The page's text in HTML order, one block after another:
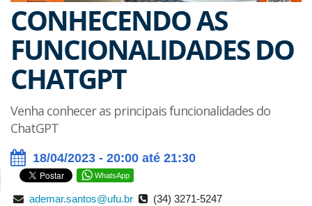
CONHECENDO AS
FUNCIONALIDADES DO
CHATGPT
Venha conhecer as principais funcionalidades do
ChatGPT
18/04/2023 - 20:00 até 21:30
WhatsApp
ademar.santos@ufu.br (34) 3271-5247